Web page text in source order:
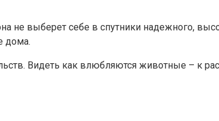
не выберет себе в спутники надежного,
дома.
Видеть как влюбляются животные – к